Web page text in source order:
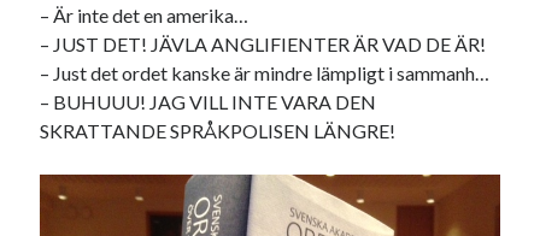
resa
sommar språk språkpolis
Stockholm svenska tips
– Är inte det en amerika…
– JUST DET! JÄVLA ANGLIFIENTER ÄR VAD DE ÄR!
– Just det ordet kanske är mindre lämpligt i sammanh…
– BUHUUU! JAG VILL INTE VARA DEN
SKRATTANDE SPRÅKPOLISEN LÄNGRE!